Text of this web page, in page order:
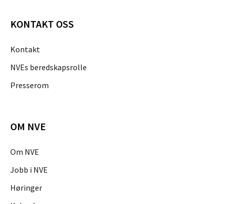
KONTAKT OSS
Kontakt
NVEs beredskapsrolle
Presserom
OM NVE
Om NVE
Jobb i NVE
Høringer